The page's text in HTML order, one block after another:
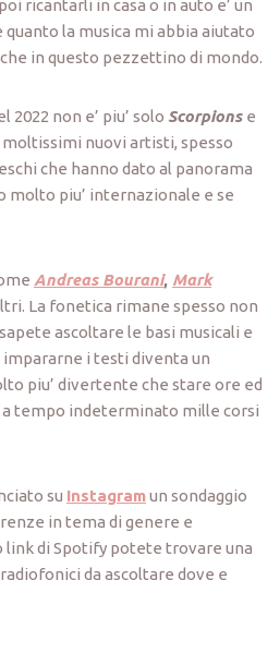
ricantarli in casa o in auto e’ un
la musica mi abbia aiutato
in questo pezzettino di mondo.
2022 non e’ piu’ solo Scorpions e
moltissimi nuovi artisti, spesso
che hanno dato al panorama
molto piu’ internazionale e se
Andreas Bourani, Mark
La fonetica rimane spesso non
ascoltare le basi musicali e
impararne i testi diventa un
piu’ divertente che stare ore ed
tempo indeterminato mille corsi
su Instagramun sondaggio
in tema di genere e
di Spotify potete trovare una
da ascoltare dove e